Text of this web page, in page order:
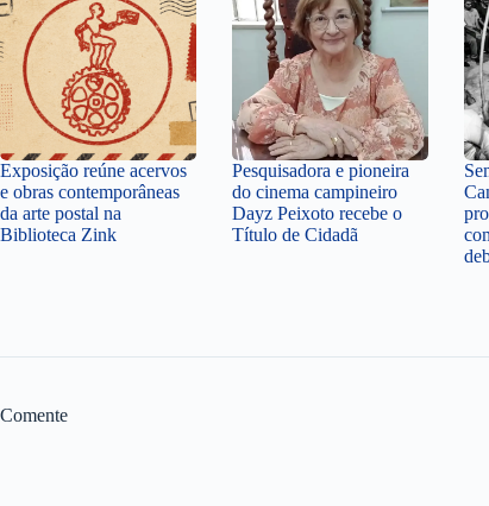
Exposição reúne acervos
e obras contemporâneas
da arte postal na
Biblioteca Zink
Pesquisadora e pioneira
do cinema campineiro
Dayz Peixoto recebe o
Título de Cidadã
Comente